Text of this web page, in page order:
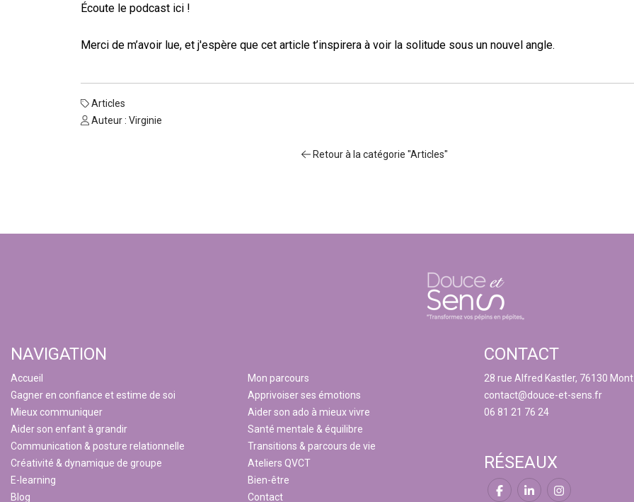
Écoute le podcast ici !
Merci de m’avoir lue, et j'espère que cet article t’inspirera à voir la solitude sous un nouvel angle.
Articles
Auteur : Virginie
Retour à la catégorie "Articles"
NAVIGATION
Accueil
Mon parcours
Gagner en confiance et estime de soi
Apprivoiser ses émotions
Mieux communiquer
Aider son ado à mieux vivre
Aider son enfant à grandir
Santé mentale & équilibre
Communication & posture relationnelle
Transitions & parcours de vie
Créativité & dynamique de groupe
Ateliers QVCT
E-learning
Bien-être
Blog
Contact
CONTACT
28 rue Alfred Kastler, 76130
contact@douce-et-sens.fr
06 81 21 76 24
RÉSEAUX